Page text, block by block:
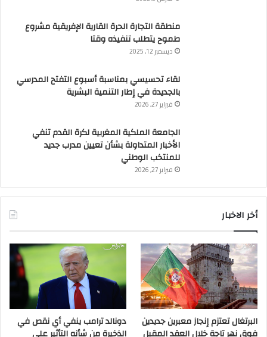
طموح يتطلب تنفيذه وقتا
ديسمبر 12, 2025
لقاء تحسيسي بمناسبة أسبوع التفتح المدرسي
فبراير 27, 2026
الجامعة الملكية المغربية لكرة القدم تنفي
الأخبار المتداولة بشأن تعيين مدرب جديد
فبراير 27, 2026
البرتغال تعتزم إنجاز معبرين جديدين
فوق نهر تاجة خلال العقد المقبل
منذ 11 ساعة
دونالد ترامب ينفي أي نقص في
الذخيرة من شأنه التأثير على
الاستراتيجية العسكرية الأمريكية
منذ 11 ساعة